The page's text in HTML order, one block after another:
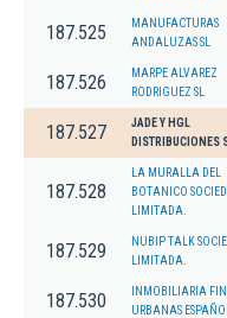
187.525
MANUFACTURAS
ANDALUZAS SL
187.526
MARPE ALVAREZ
RODRIGUEZ SL
187.527
JADE Y HGL
DISTRIBUCIONES
187.528
LA MURALLA DEL
BOTANICO
LIMITADA.
187.529
NUBIP TALK
LIMITADA.
187.530
INMOBILIARIA
URBANAS